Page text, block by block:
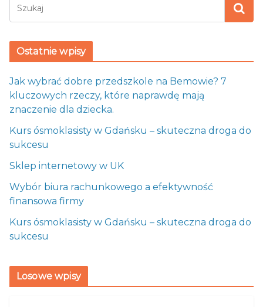
Ostatnie wpisy
Jak wybrać dobre przedszkole na Bemowie? 7
kluczowych rzeczy, które naprawdę mają
znaczenie dla dziecka.
Kurs ósmoklasisty w Gdańsku – skuteczna droga do
sukcesu
Sklep internetowy w UK
Wybór biura rachunkowego a efektywność
finansowa firmy
Kurs ósmoklasisty w Gdańsku – skuteczna droga do
sukcesu
Losowe wpisy